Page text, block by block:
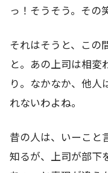
っ！そうそう。その
それはそうと、この
と。あの上司は相変
り。なかなか、他人
れないわよね。
昔の人は、いーこと
知るが、上司が部下